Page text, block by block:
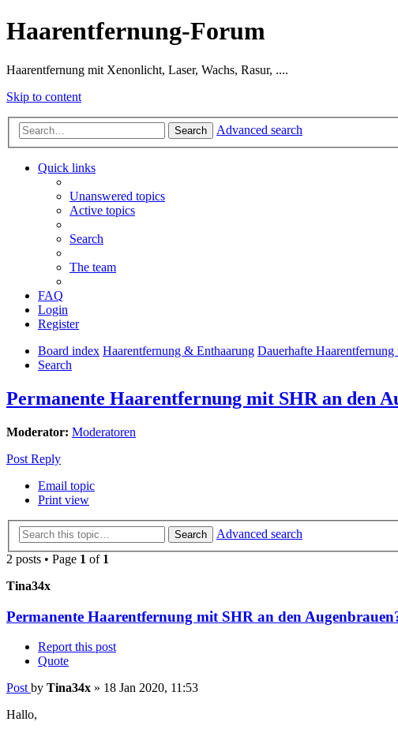
Haarentfernung-Forum
Haarentfernung mit Xenonlicht, Laser, Wachs, Rasur, ....
Skip to content
Search Advanced search
Quick links
Unanswered topics
Active topics
Search
The team
FAQ
Login
Register
Board index Haarentfernung & Enthaarung Dauerhafte
Search
Permanente Haarentfernung mit SHR an den
Moderator: Moderatoren
Post Reply
Email topic
Print view
Search
Advanced search
2 posts • Page 1 of 1
Tina34x
Permanente Haarentfernung mit SHR an den
Report this post
Quote
Post by Tina34x » 18 Jan 2020, 11:53
Hallo,